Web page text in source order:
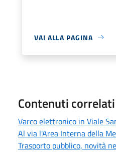
VAI ALLA PAGINA
Contenuti correlati
Varco elettronico in Viale
Al via l'Area Interna della
Trasporto pubblico, novità